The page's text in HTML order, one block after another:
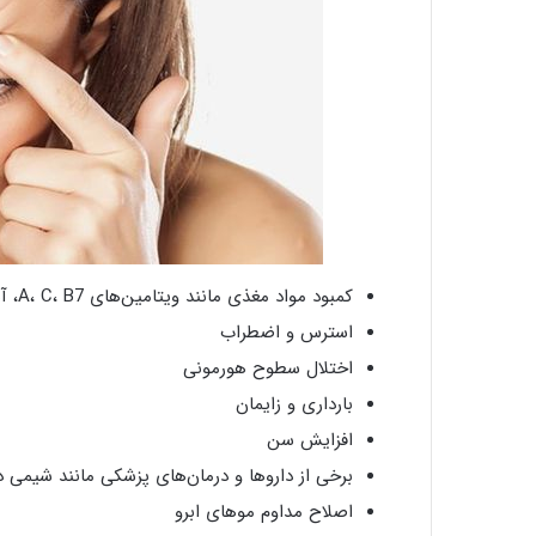
کمبود مواد مغذی مانند ویتامین‌های A، C، B7، آهن، روی و اسیدهای چرب امگا 3 با کم پشتی موها مرتبط است.
استرس و اضطراب
اختلال سطوح هورمونی
بارداری و زایمان
افزایش سن
برخی از داروها و درمان‌های پزشکی مانند شیمی
اصلاح مداوم موهای ابرو